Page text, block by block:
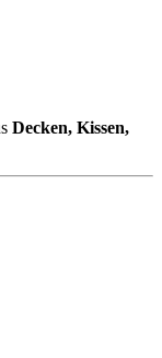
Decken, Kissen,